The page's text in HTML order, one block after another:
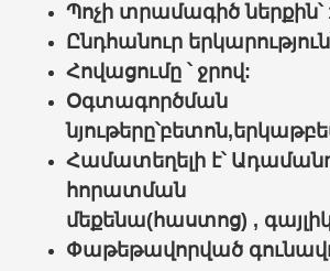
Պոչի տրամագիծներքին՝
Ընդհանուր երկարություն
Հովացումը ՝ ջրով:
Օգտագործման
նյութերը՝
Համատեղելի է՝
հորատման
մեքենա(հաստոց) ,
Փաթեթավորված